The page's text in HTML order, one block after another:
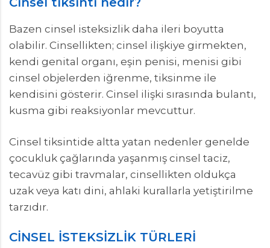
Bazen cinsel isteksizlik daha ileri boyutta
olabilir. Cinsellikten; cinsel ilişkiye girmekten,
kendi genital organı, eşin penisi, menisi gibi
cinsel objelerden iğrenme, tiksinme ile
kendisini gösterir. Cinsel ilişki sırasında bulantı,
kusma gibi reaksiyonlar mevcuttur.
Cinsel tiksintide altta yatan nedenler genelde
çocukluk çağlarında yaşanmış cinsel taciz,
tecavüz gibi travmalar, cinsellikten oldukça
uzak veya katı dini, ahlaki kurallarla yetiştirilme
tarzıdır.
CİNSEL İSTEKSİZLİK TÜRLERİ